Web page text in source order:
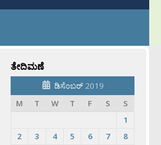
ತೇದಿಮಣೆ
ಡಿಸೆಂಬರ್ 2019
M
T W T F S
S
1
2
3 4 5 6 7
8